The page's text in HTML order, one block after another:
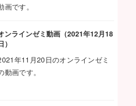
画です。
ンラインゼミ動画（2021年12月18
）
年11月20日のオンラインゼミ
動画です。